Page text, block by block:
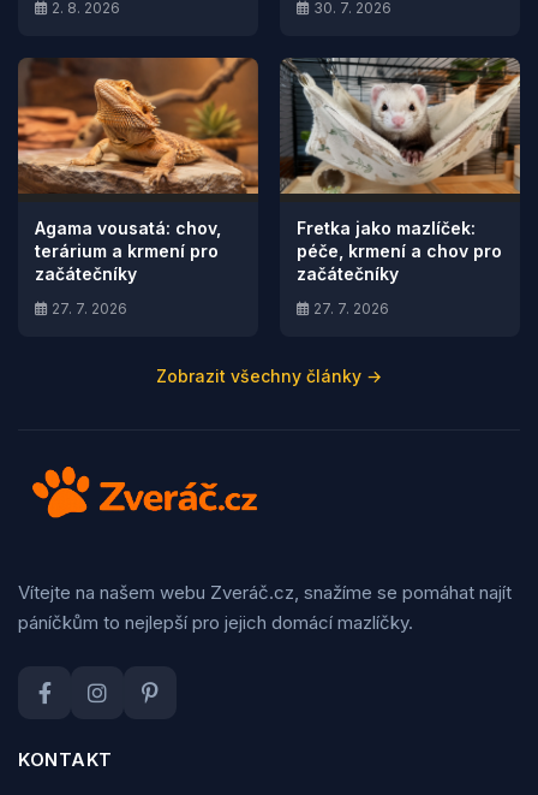
2. 8. 2026 30. 7. 2026
Agama vousatá: chov,
terárium a krmení pro
začátečníky
27. 7. 2026
Fretka jako mazlíček:
péče, krmení a chov pro
začátečníky
27. 7. 2026
Zobrazit všechny články →
Vítejte na našem webu Zveráč.cz, snažíme se pomáhat najít
páníčkům to nejlepší pro jejich domácí mazlíčky.
KONTAKT